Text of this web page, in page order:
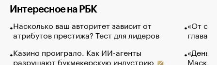
Интересное на РБК
Насколько ваш авторитет зависит от
атрибутов престижа? Тест для лидеров
Казино проиграло. Как ИИ-агенты
разрушают букмекерскую индустрию
«От
глава
Маск в